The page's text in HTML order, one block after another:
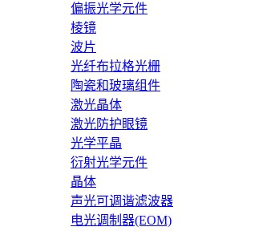
偏振光学元件
棱镜
波片
光纤布拉格光栅
陶瓷和玻璃组件
激光晶体
激光防护眼镜
光学平晶
衍射光学元件
晶体
声光可调谐滤波器
电光调制器(EOM)